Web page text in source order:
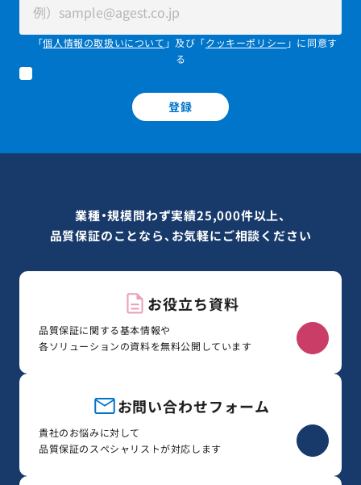
「個人情報の取扱いについて 」及び「クッキーポリシー 」に同意す
る
登録
業種・規模問わず実績25,000件以上、
品質保証のことなら、お気軽にご相談ください
お役立ち資料
品質保証に関する基本情報や
各ソリューションの資料を無料公開しています
お問い合わせフォーム
貴社のお悩みに対して
品質保証のスペシャリストが対応します